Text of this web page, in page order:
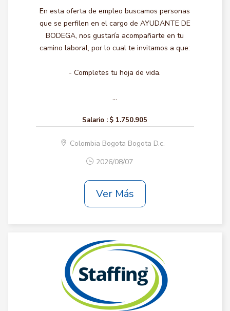
En esta oferta de empleo buscamos personas
que se perfilen en el cargo de AYUDANTE DE
BODEGA, nos gustaría acompañarte en tu
camino laboral, por lo cual te invitamos a que:
- Completes tu hoja de vida.
...
Salario : $ 1.750.905
Colombia Bogota Bogota D.c.
2026/08/07
Ver Más